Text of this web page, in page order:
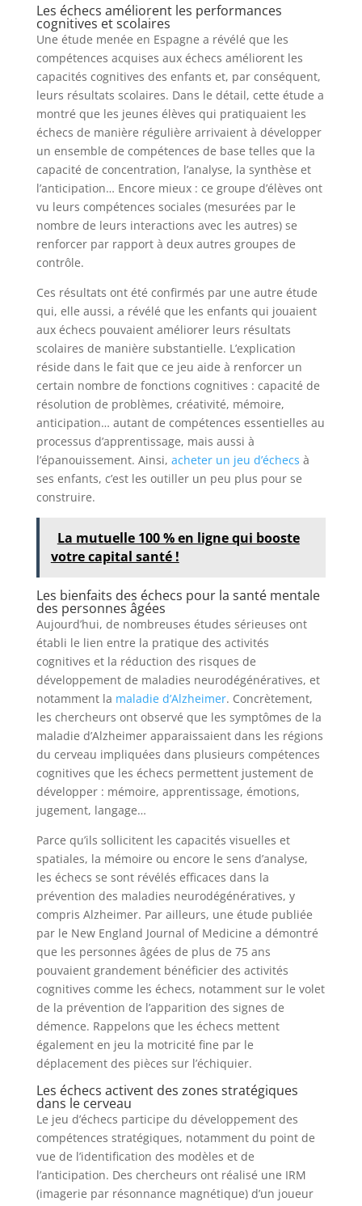
Les échecs améliorent les performances
cognitives et scolaires
Une étude menée en Espagne a révélé que les
compétences acquises aux échecs améliorent les
capacités cognitives des enfants et, par conséquent,
leurs résultats scolaires. Dans le détail, cette étude a
montré que les jeunes élèves qui pratiquaient les
échecs de manière régulière arrivaient à développer
un ensemble de compétences de base telles que la
capacité de concentration, l’analyse, la synthèse et
l’anticipation… Encore mieux : ce groupe d’élèves ont
vu leurs compétences sociales (mesurées par le
nombre de leurs interactions avec les autres) se
renforcer par rapport à deux autres groupes de
contrôle.
Ces résultats ont été confirmés par une autre étude
qui, elle aussi, a révélé que les enfants qui jouaient
aux échecs pouvaient améliorer leurs résultats
scolaires de manière substantielle. L’explication
réside dans le fait que ce jeu aide à renforcer un
certain nombre de fonctions cognitives : capacité de
résolution de problèmes, créativité, mémoire,
anticipation… autant de compétences essentielles au
processus d’apprentissage, mais aussi à
l’épanouissement. Ainsi, acheter un jeu d’échecs à
ses enfants, c’est les outiller un peu plus pour se
construire.
La mutuelle 100 % en ligne qui booste
votre capital santé !
Les bienfaits des échecs pour la santé mentale
des personnes âgées
Aujourd’hui, de nombreuses études sérieuses ont
établi le lien entre la pratique des activités
cognitives et la réduction des risques de
développement de maladies neurodégénératives, et
notamment la maladie d’Alzheimer. Concrètement,
les chercheurs ont observé que les symptômes de la
maladie d’Alzheimer apparaissaient dans les régions
du cerveau impliquées dans plusieurs compétences
cognitives que les échecs permettent justement de
développer : mémoire, apprentissage, émotions,
jugement, langage…
Parce qu’ils sollicitent les capacités visuelles et
spatiales, la mémoire ou encore le sens d’analyse,
les échecs se sont révélés efficaces dans la
prévention des maladies neurodégénératives, y
compris Alzheimer. Par ailleurs, une étude publiée
par le New England Journal of Medicine a démontré
que les personnes âgées de plus de 75 ans
pouvaient grandement bénéficier des activités
cognitives comme les échecs, notamment sur le volet
de la prévention de l’apparition des signes de
démence. Rappelons que les échecs mettent
également en jeu la motricité fine par le
déplacement des pièces sur l’échiquier.
Les échecs activent des zones stratégiques
dans le cerveau
Le jeu d’échecs participe du développement des
compétences stratégiques, notamment du point de
vue de l’identification des modèles et de
l’anticipation. Des chercheurs ont réalisé une IRM
(imagerie par résonnance magnétique) d’un joueur